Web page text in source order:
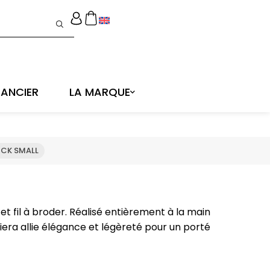
LA MARQUE
SMALL
fil à broder. Réalisé entièrement à la main
allie élégance et légèreté pour un porté